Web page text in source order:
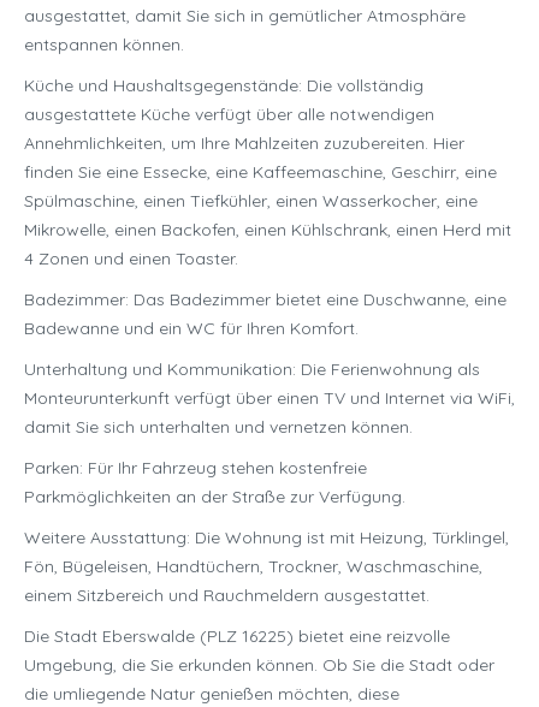
ausgestattet, damit Sie sich in gemütlicher Atmosphäre
entspannen können.
Küche und Haushaltsgegenstände: Die vollständig
ausgestattete Küche verfügt über alle notwendigen
Annehmlichkeiten, um Ihre Mahlzeiten zuzubereiten. Hier
finden Sie eine Essecke, eine Kaffeemaschine, Geschirr, eine
Spülmaschine, einen Tiefkühler, einen Wasserkocher, eine
Mikrowelle, einen Backofen, einen Kühlschrank, einen Herd mit
4 Zonen und einen Toaster.
Badezimmer: Das Badezimmer bietet eine Duschwanne, eine
Badewanne und ein WC für Ihren Komfort.
Unterhaltung und Kommunikation: Die Ferienwohnung als
Monteurunterkunft verfügt über einen TV und Internet via WiFi,
damit Sie sich unterhalten und vernetzen können.
Parken: Für Ihr Fahrzeug stehen kostenfreie
Parkmöglichkeiten an der Straße zur Verfügung.
Weitere Ausstattung: Die Wohnung ist mit Heizung, Türklingel,
Fön, Bügeleisen, Handtüchern, Trockner, Waschmaschine,
einem Sitzbereich und Rauchmeldern ausgestattet.
Die Stadt Eberswalde (PLZ 16225) bietet eine reizvolle
Umgebung, die Sie erkunden können. Ob Sie die Stadt oder
die umliegende Natur genießen möchten, diese